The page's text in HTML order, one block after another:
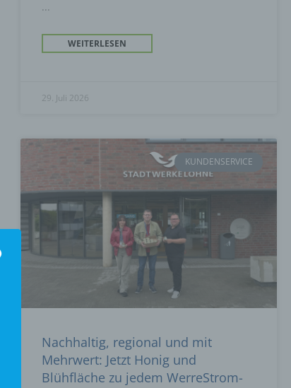
WEITERLESEN
29. Juli 2026
KUNDENSERVICE
Nachhaltig, regional und mit
Mehrwert: Jetzt Honig und
Blühfläche zu jedem WerreStrom-